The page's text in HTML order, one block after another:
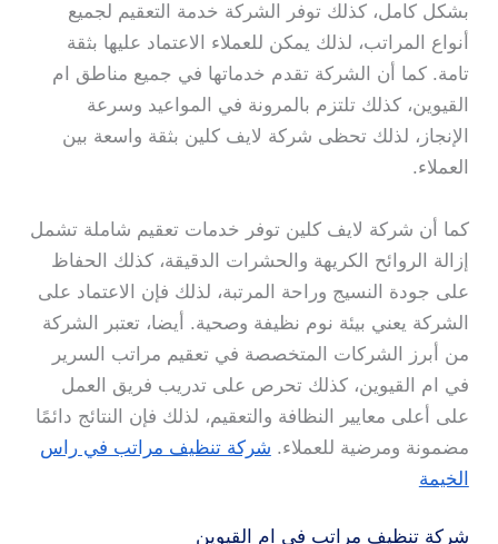
بشكل كامل، كذلك توفر الشركة خدمة التعقيم لجميع
أنواع المراتب، لذلك يمكن للعملاء الاعتماد عليها بثقة
تامة. كما أن الشركة تقدم خدماتها في جميع مناطق ام
القيوين، كذلك تلتزم بالمرونة في المواعيد وسرعة
الإنجاز، لذلك تحظى شركة لايف كلين بثقة واسعة بين
العملاء.
كما أن شركة لايف كلين توفر خدمات تعقيم شاملة تشمل
إزالة الروائح الكريهة والحشرات الدقيقة، كذلك الحفاظ
على جودة النسيج وراحة المرتبة، لذلك فإن الاعتماد على
الشركة يعني بيئة نوم نظيفة وصحية. أيضا، تعتبر الشركة
من أبرز الشركات المتخصصة في تعقيم مراتب السرير
في ام القيوين، كذلك تحرص على تدريب فريق العمل
على أعلى معايير النظافة والتعقيم، لذلك فإن النتائج دائمًا
مضمونة ومرضية للعملاء. شركة تنظيف مراتب في راس
الخيمة
شركة تنظيف مراتب في ام القيوين